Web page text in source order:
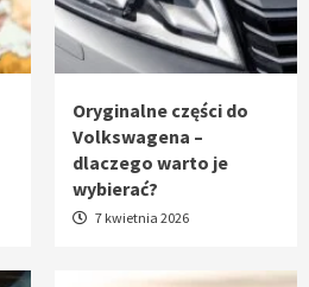
Oryginalne części do
Volkswagena –
dlaczego warto je
wybierać?
7 kwietnia 2026